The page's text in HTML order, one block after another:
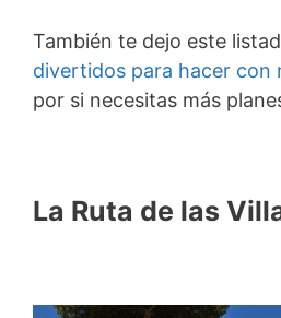
También te dejo este
divertidos para hacer con
por si necesitas más
La Ruta de las